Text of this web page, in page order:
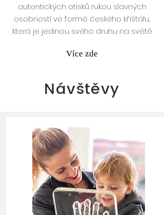
autentických otisků rukou slavných
osobností ve formě českého křištálu,
která je jedinou svého druhu na světě
Více zde
Návštěvy